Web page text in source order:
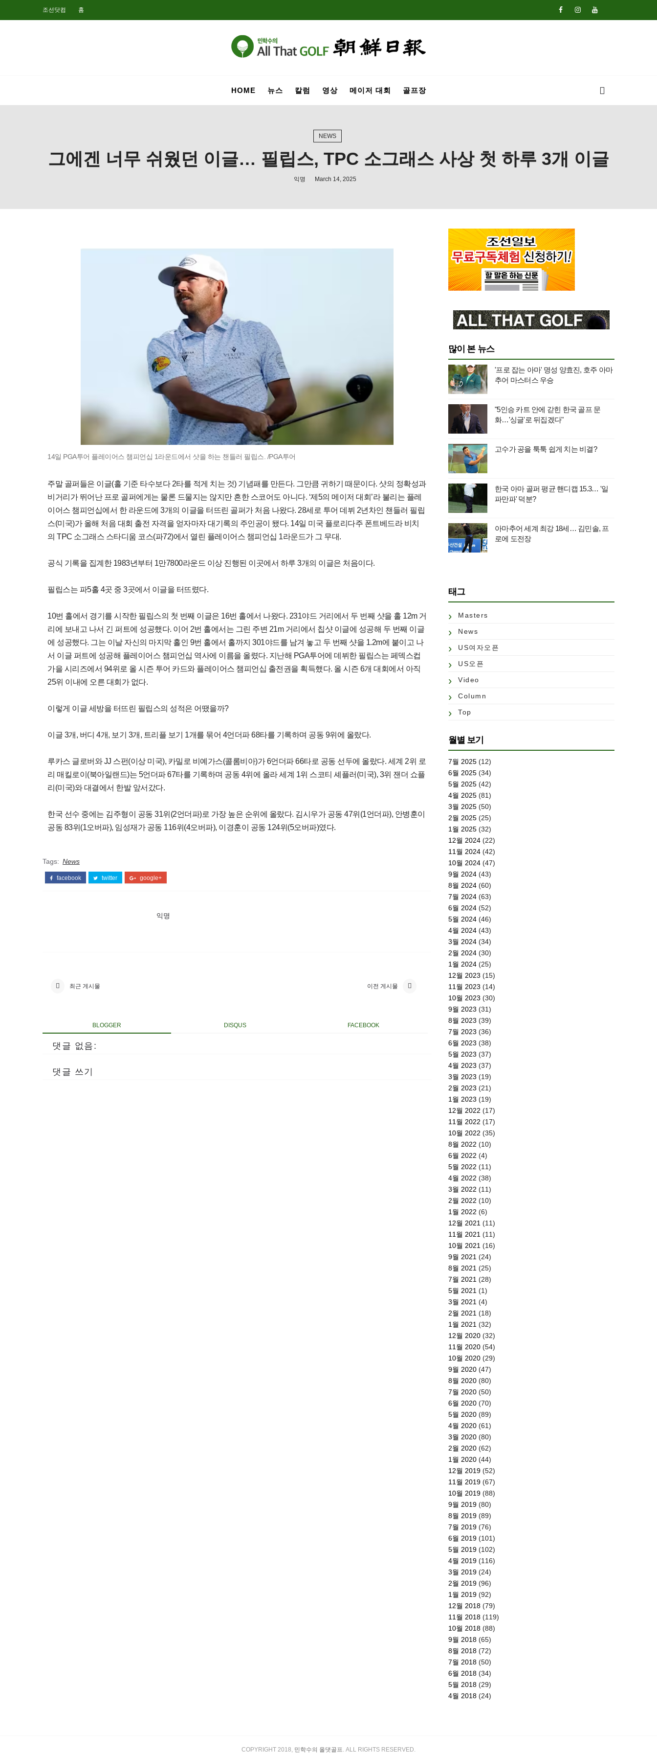
조선닷컴 홈
HOME 뉴스 칼럼 영상 메이저 대회 골프장
NEWS
그에겐 너무 쉬웠던 이글… 필립스, TPC 소그래스 사상 첫 하루 3개 이글
익명 March 14, 2025
14일 PGA투어 플레이어스 챔피언십 1라운드에서 샷을 하는 챈들러 필립스. /PGA투어
주말 골퍼들은 이글(홀 기준 타수보다 2타를 적게 치는 것) 기념패를 만든다. 그만큼 귀하기 때문이다. 샷의 정확성과
비거리가 뛰어난 프로 골퍼에게는 물론 드물지는 않지만 흔한 스코어도 아니다. ‘제5의 메이저 대회’라 불리는 플레
이어스 챔피언십에서 한 라운드에 3개의 이글을 터뜨린 골퍼가 처음 나왔다. 28세로 투어 데뷔 2년차인 챈들러 필립
스(미국)가 올해 처음 대회 출전 자격을 얻자마자 대기록의 주인공이 됐다. 14일 미국 플로리다주 폰트베드라 비치
의 TPC 소그래스 스타디움 코스(파72)에서 열린 플레이어스 챔피언십 1라운드가 그 무대.
공식 기록을 집계한 1983년부터 1만7800라운드 이상 진행된 이곳에서 하루 3개의 이글은 처음이다.
필립스는 파5홀 4곳 중 3곳에서 이글을 터뜨렸다.
10번 홀에서 경기를 시작한 필립스의 첫 번째 이글은 16번 홀에서 나왔다. 231야드 거리에서 두 번째 샷을 홀 12m 거
리에 보내고 나서 긴 퍼트에 성공했다. 이어 2번 홀에서는 그린 주변 21m 거리에서 칩샷 이글에 성공해 두 번째 이글
에 성공했다. 그는 이날 자신의 마지막 홀인 9번 홀에서 홀까지 301야드를 남겨 놓고 두 번째 샷을 1.2m에 붙이고 나
서 이글 퍼트에 성공해 플레이어스 챔피언십 역사에 이름을 올렸다. 지난해 PGA투어에 데뷔한 필립스는 페덱스컵
가을 시리즈에서 94위로 올 시즌 투어 카드와 플레이어스 챔피언십 출전권을 획득했다. 올 시즌 6개 대회에서 아직
25위 이내에 오른 대회가 없다.
이렇게 이글 세방을 터뜨린 필립스의 성적은 어땠을까?
이글 3개, 버디 4개, 보기 3개, 트리플 보기 1개를 묶어 4언더파 68타를 기록하며 공동 9위에 올랐다.
루카스 글로버와 JJ 스펀(이상 미국), 카밀로 비예가스(콜롬비아)가 6언더파 66타로 공동 선두에 올랐다. 세계 2위 로
리 매킬로이(북아일랜드)는 5언더파 67타를 기록하며 공동 4위에 올라 세계 1위 스코티 셰플러(미국), 3위 잰더 쇼플
리(미국)와 대결에서 한발 앞서갔다.
한국 선수 중에는 김주형이 공동 31위(2언더파)로 가장 높은 순위에 올랐다. 김시우가 공동 47위(1언더파), 안병훈이
공동 83위(1오버파), 임성재가 공동 116위(4오버파), 이경훈이 공동 124위(5오버파)였다.
Tags: News
facebook twitter google+
익명
최근 게시물 이전 게시물
BLOGGER DISQUS FACEBOOK
댓글 없음:
댓글 쓰기
많이 본 뉴스
'프로 잡는 아마' 명성 양효진, 호주 아마
추어 마스터스 우승
"5인승 카트 안에 갇힌 한국 골프 문
화…'싱글'로 뒤집겠다"
고수가 공을 툭툭 쉽게 치는 비결?
한국 아마 골퍼 평균 핸디캡 15.3… '일
파만파' 덕분?
아마추어 세계 최강 18세… 김민솔, 프
로에 도전장
태그
Masters
News
US여자오픈
US오픈
Video
Column
Top
월별 보기
7월 2025 (12)
6월 2025 (34)
5월 2025 (42)
4월 2025 (81)
3월 2025 (50)
2월 2025 (25)
1월 2025 (32)
12월 2024 (22)
11월 2024 (42)
10월 2024 (47)
9월 2024 (43)
8월 2024 (60)
7월 2024 (63)
6월 2024 (52)
5월 2024 (46)
4월 2024 (43)
3월 2024 (34)
2월 2024 (30)
1월 2024 (25)
12월 2023 (15)
11월 2023 (14)
10월 2023 (30)
9월 2023 (31)
8월 2023 (39)
7월 2023 (36)
6월 2023 (38)
5월 2023 (37)
4월 2023 (37)
3월 2023 (19)
2월 2023 (21)
1월 2023 (19)
12월 2022 (17)
11월 2022 (17)
10월 2022 (35)
8월 2022 (10)
6월 2022 (4)
5월 2022 (11)
4월 2022 (38)
3월 2022 (11)
2월 2022 (10)
1월 2022 (6)
12월 2021 (11)
11월 2021 (11)
10월 2021 (16)
9월 2021 (24)
8월 2021 (25)
7월 2021 (28)
5월 2021 (1)
3월 2021 (4)
2월 2021 (18)
1월 2021 (32)
12월 2020 (32)
11월 2020 (54)
10월 2020 (29)
9월 2020 (47)
8월 2020 (80)
7월 2020 (50)
6월 2020 (70)
5월 2020 (89)
4월 2020 (61)
3월 2020 (80)
2월 2020 (62)
1월 2020 (44)
12월 2019 (52)
11월 2019 (67)
10월 2019 (88)
9월 2019 (80)
8월 2019 (89)
7월 2019 (76)
6월 2019 (101)
5월 2019 (102)
4월 2019 (116)
3월 2019 (24)
2월 2019 (96)
1월 2019 (92)
12월 2018 (79)
11월 2018 (119)
10월 2018 (88)
9월 2018 (65)
8월 2018 (72)
7월 2018 (50)
6월 2018 (34)
5월 2018 (29)
4월 2018 (24)
COPYRIGHT 2018, 민학수의 올댓골프. ALL RIGHTS RESERVED.